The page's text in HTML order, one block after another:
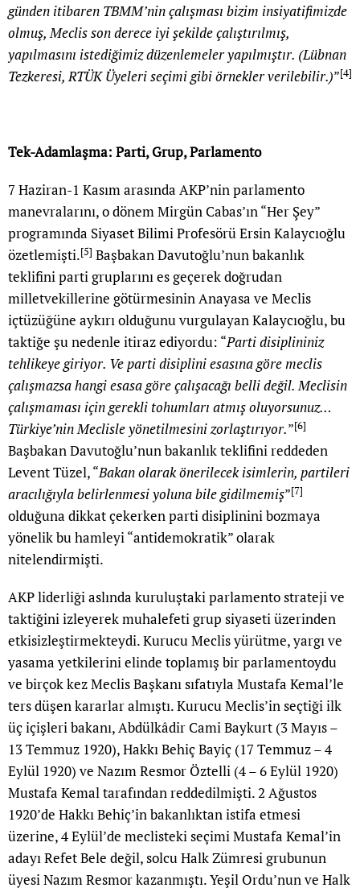
günden itibaren TBMM’nin çalışması bizim insiyatifimizde
olmuş, Meclis son derece iyi şekilde çalıştırılmış,
yapılmasını istediğimiz düzenlemeler yapılmıştır. (Lübnan
Tezkeresi, RTÜK Üyeleri seçimi gibi örnekler verilebilir.)”[4]
Tek-Adamlaşma: Parti, Grup, Parlamento
7 Haziran-1 Kasım arasında AKP’nin parlamento
manevralarını, o dönem Mirgün Cabas’ın “Her Şey”
programında Siyaset Bilimi Profesörü Ersin Kalaycıoğlu
özetlemişti.[5] Başbakan Davutoğlu’nun bakanlık
teklifini parti gruplarını es geçerek doğrudan
milletvekillerine götürmesinin Anayasa ve Meclis
içtüzüğüne aykırı olduğunu vurgulayan Kalaycıoğlu, bu
taktiğe şu nedenle itiraz ediyordu: “Parti disiplininiz
tehlikeye giriyor. Ve parti disiplini esasına göre meclis
çalışmazsa hangi esasa göre çalışacağı belli değil. Meclisin
çalışmaması için gerekli tohumları atmış oluyorsunuz…
Türkiye’nin Meclisle yönetilmesini zorlaştırıyor.”[6]
Başbakan Davutoğlu’nun bakanlık teklifini reddeden
Levent Tüzel, “Bakan olarak önerilecek isimlerin, partileri
aracılığıyla belirlenmesi yoluna bile gidilmemiş”[7]
olduğuna dikkat çekerken parti disiplinini bozmaya
yönelik bu hamleyi “antidemokratik” olarak
nitelendirmişti.
AKP liderliği aslında kuruluştaki parlamento strateji ve
taktiğini izleyerek muhalefeti grup siyaseti üzerinden
etkisizleştirmekteydi. Kurucu Meclis yürütme, yargı ve
yasama yetkilerini elinde toplamış bir parlamentoydu
ve birçok kez Meclis Başkanı sıfatıyla Mustafa Kemal’le
ters düşen kararlar almıştı. Kurucu Meclis’in seçtiği ilk
üç içişleri bakanı, Abdülkâdir Cami Baykurt (3 Mayıs –
13 Temmuz 1920), Hakkı Behiç Bayiç (17 Temmuz – 4
Eylül 1920) ve Nazım Resmor Öztelli (4 – 6 Eylül 1920)
Mustafa Kemal tarafından reddedilmişti. 2 Ağustos
1920’de Hakkı Behiç’in bakanlıktan istifa etmesi
üzerine, 4 Eylül’de meclisteki seçimi Mustafa Kemal’in
adayı Refet Bele değil, solcu Halk Zümresi grubunun
üyesi Nazım Resmor kazanmıştı. Yeşil Ordu’nun ve Halk